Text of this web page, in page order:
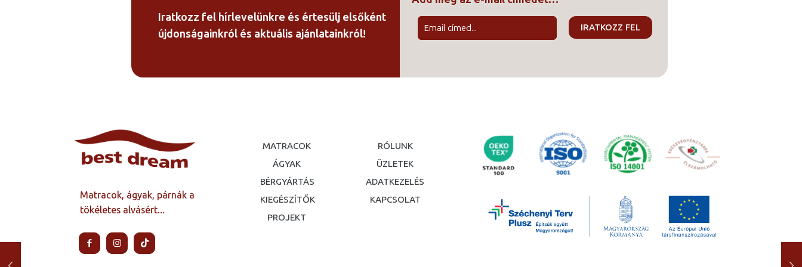
Iratkozz fel hírlevelünkre és értesülj elsőként
újdonságainkról és aktuális ajánlatainkról!
Matracok, ágyak, párnák a
tökéletes alvásért...
MATRACOK
ÁGYAK
BÉRGYÁRTÁS
KIEGÉSZÍTŐK
PROJEKT
RÓLUNK
ÜZLETEK
ADATKEZELÉS
KAPCSOLAT